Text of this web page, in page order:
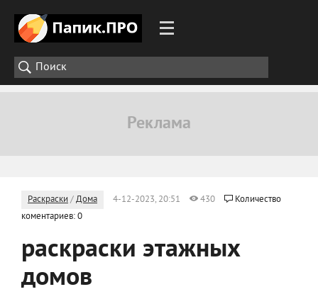
Раскраски /Дома 4-12-2023, 20:51 430
Количество
коментариев: 0
раскраски этажных
домов